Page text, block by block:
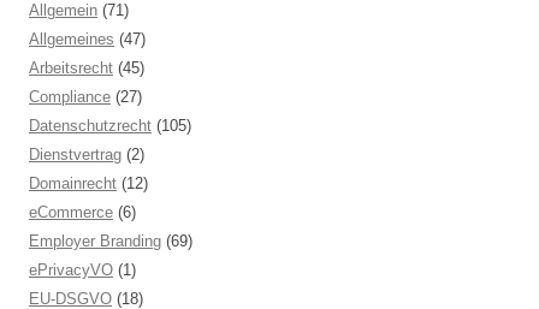
Allgemein (71)
Allgemeines (47)
Arbeitsrecht (45)
Compliance (27)
Datenschutzrecht (105)
Dienstvertrag (2)
Domainrecht (12)
eCommerce (6)
Employer Branding (69)
ePrivacyVO (1)
EU-DSGVO (18)